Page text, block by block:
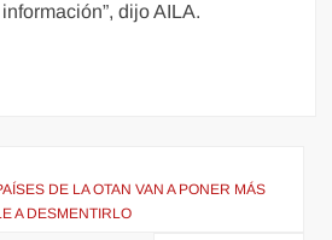
dijo AILA.
DE LA OTAN VAN A PONER MÁS
A DESMENTIRLO